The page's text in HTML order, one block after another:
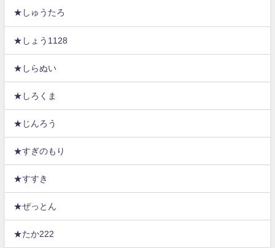
★しゅうたろ
★しょう1128
★しらぬい
★しろくま
★じんろう
★すぎのもり
★すすき
★ぜっとん
★たか222